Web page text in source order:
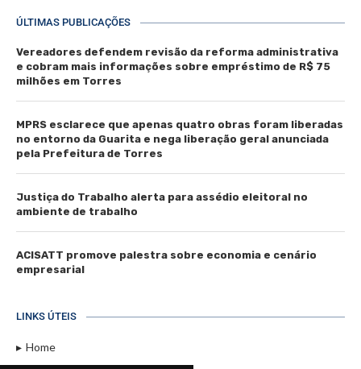
ÚLTIMAS PUBLICAÇÕES
Vereadores defendem revisão da reforma administrativa
e cobram mais informações sobre empréstimo de R$ 75
milhões em Torres
MPRS esclarece que apenas quatro obras foram liberadas
no entorno da Guarita e nega liberação geral anunciada
pela Prefeitura de Torres
Justiça do Trabalho alerta para assédio eleitoral no
ambiente de trabalho
ACISATT promove palestra sobre economia e cenário
empresarial
LINKS ÚTEIS
Home